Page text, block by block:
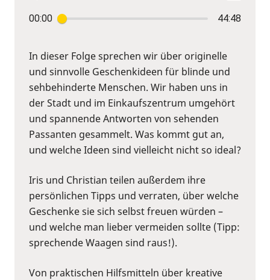
00:00 44:48
In dieser Folge sprechen wir über originelle
und sinnvolle Geschenkideen für blinde und
sehbehinderte Menschen. Wir haben uns in
der Stadt und im Einkaufszentrum umgehört
und spannende Antworten von sehenden
Passanten gesammelt. Was kommt gut an,
und welche Ideen sind vielleicht nicht so ideal?
Iris und Christian teilen außerdem ihre
persönlichen Tipps und verraten, über welche
Geschenke sie sich selbst freuen würden –
und welche man lieber vermeiden sollte (Tipp:
sprechende Waagen sind raus!).
Von praktischen Hilfsmitteln über kreative